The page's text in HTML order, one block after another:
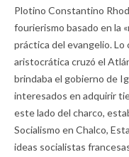
Plotino Constantino
fourierismo basado en la
práctica del evangelio.
aristocrática cruzó el
brindaba el gobierno de
interesados en adquirir
este lado del charco,
Socialismo en Chalco,
ideas socialistas